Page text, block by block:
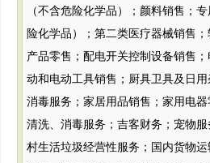
（不含危险化学品）；颜料销售；
险化学品）；第二类医疗器械销售
产品零售；配电开关控制设备销售
动和电动工具销售；厨具卫具及日
消毒服务；家居用品销售；家用电器
清洗、消毒服务；吉客财务；宠物
村生活垃圾经营性服务；国内货物